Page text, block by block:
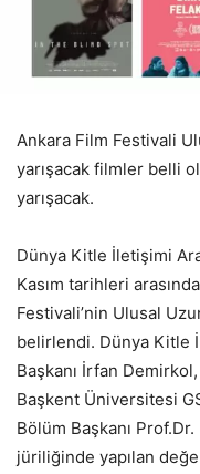
Ankara Film Festivali
yarışacak filmler belli
yarışacak.
Dünya Kitle İletişimi
Kasım tarihleri
Festivali’nin Ulusal
belirlendi. Dünya Kitle
Başkanı İrfan
Başkent Üniversitesi
Bölüm Başkanı
jüriliğinde yapılan